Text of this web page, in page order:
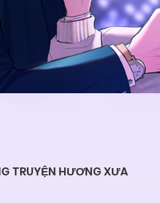
TRUYỆN HƯƠNG XƯA